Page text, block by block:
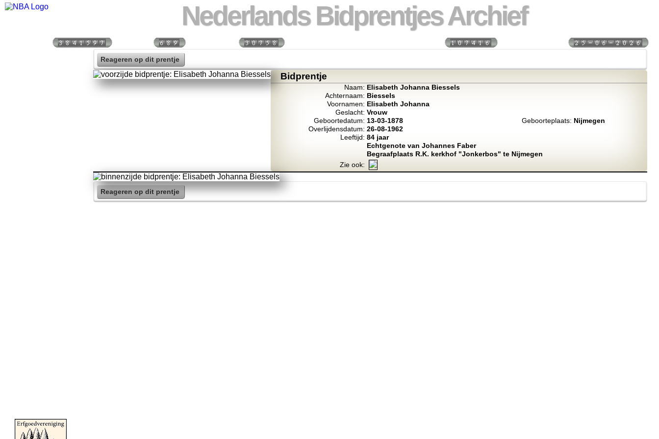
Nederlands Bidprentjes Archief
Reageren op dit prentje
Bidprentje
Naam: Elisabeth Johanna Biessels
Achternaam: Biessels
Voornamen: Elisabeth Johanna
Geslacht: Vrouw
Geboortedatum: 13-03-1878 Geboorteplaats: Nijmegen
Overlijdensdatum: 26-08-1962
Leeftijd: 84 jaar
Echtgenote van Johannes Faber
Begraafplaats R.K. kerkhof "Jonkerbos" te Nijmegen
Zie ook:
Reageren op dit prentje